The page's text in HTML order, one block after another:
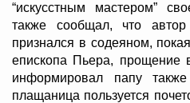
“искусстным мастером”
также сообщал, что
признался в содеяном,
епископа Пьера, прощение
информировал папу
плащаница пользуется